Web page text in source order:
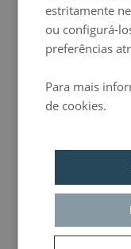
Escreve o teu pedido no
Nome
Aceito e compreendo as
ENVIAR
* Campos obrigatórios
Este site é protegido por
Subscreve a nossa newsletter
estritamente
ou configurá-
preferências
Para mais
de cookies.